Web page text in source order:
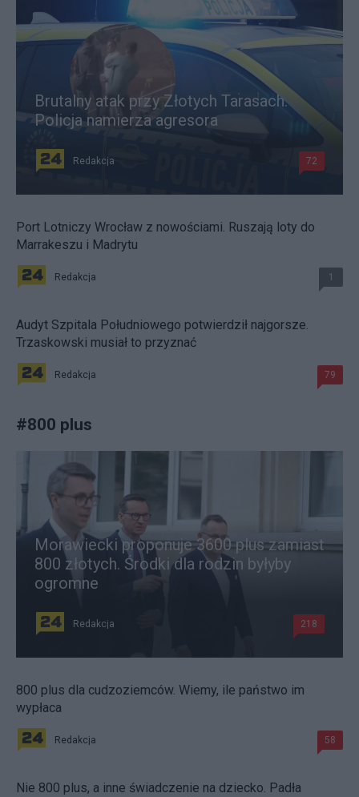
Brutalny atak przy Złotych Tarasach.
Policja namierza agresora
Redakcja 72
Port Lotniczy Wrocław z nowościami. Ruszają loty do
Marrakeszu i Madrytu
Redakcja 1
Audyt Szpitala Południowego potwierdził najgorsze.
Trzaskowski musiał to przyznać
Redakcja 79
#800 plus
Morawiecki proponuje 3600 plus zamiast
800 złotych. Środki dla rodzin byłyby
ogromne
Redakcja 218
800 plus dla cudzoziemców. Wiemy, ile państwo im
wypłaca
Redakcja 58
Nie 800 plus, a inne świadczenie na dziecko. Padła